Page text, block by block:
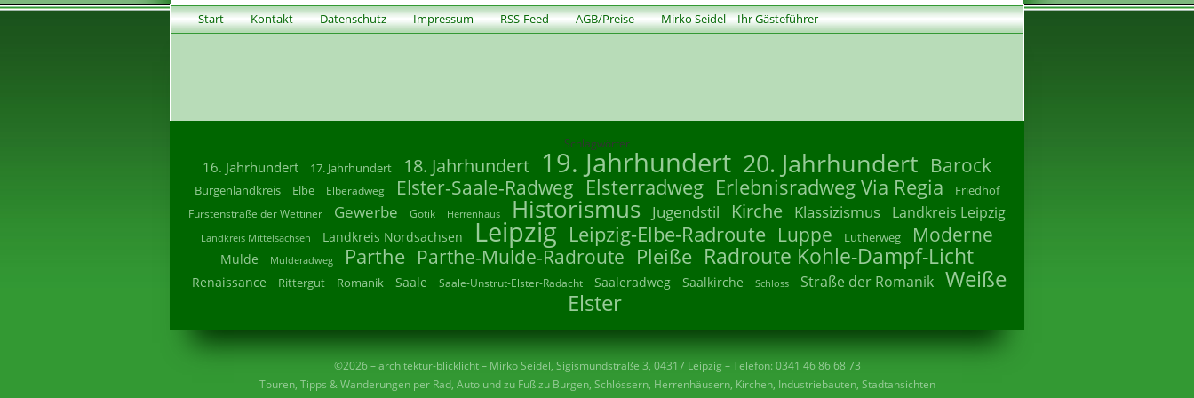
Start Kontakt Datenschutz Impressum RSS-Feed AGB/Preise Mirko Seidel – Ihr Gästeführer
Schlagwörter
16. Jahrhundert 17. Jahrhundert 18. Jahrhundert 19. Jahrhundert 20. Jahrhundert Barock
Burgenlandkreis Elbe Elberadweg Elster-Saale-Radweg Elsterradweg Erlebnisradweg Via Regia Friedhof
Fürstenstraße der Wettiner Gewerbe Gotik Herrenhaus Historismus Jugendstil Kirche Klassizismus Landkreis Leipzig
Landkreis Mittelsachsen Landkreis Nordsachsen Leipzig Leipzig-Elbe-Radroute Luppe Lutherweg Moderne
Mulde Mulderadweg Parthe Parthe-Mulde-Radroute Pleiße Radroute Kohle-Dampf-Licht
Renaissance Rittergut Romanik Saale Saale-Unstrut-Elster-Radacht Saaleradweg Saalkirche Schloss Straße der Romanik Weiße
Elster
©2026 – architektur-blicklicht – Mirko Seidel, Sigismundstraße 3, 04317 Leipzig – Telefon: 0341 46 86 68 73
Touren, Tipps & Wanderungen per Rad, Auto und zu Fuß zu Burgen, Schlössern, Herrenhäusern, Kirchen, Industriebauten, Stadtansichten